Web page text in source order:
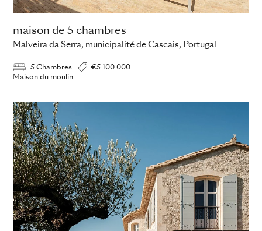
maison de 5 chambres
Malveira da Serra, municipalité de Cascais, Portugal
5 Chambres
€5 100 000
Maison du moulin